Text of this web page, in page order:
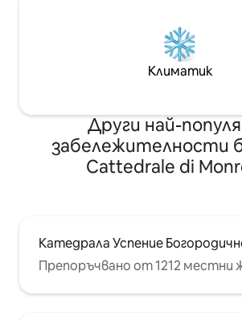
Климатик
Други най-
забележителности
Cattedrale di
Катедрала Успение
Препоръчвано от 1212 местни